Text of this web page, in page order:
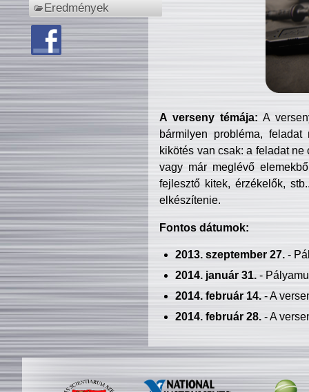
Eredmények
A verseny témája: A
bármilyen probléma, feladat
kikötés van csak: a feladat
vagy már meglévő
fejlesztő kitek, érzékelők,
elkészítenie.
Fontos dátumok:
2013. szeptember 27.-
2014. január 31.-
2014. február 14.- A
2014. február 28.- A